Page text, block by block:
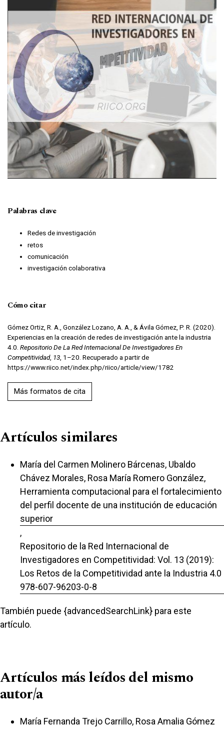
Palabras clave
Redes de investigación
retos
comunicación
investigación colaborativa
Cómo citar
Gómez Ortiz, R. A., González Lozano, A. A., & Ávila Gómez, P. R. (2020).
Experiencias en la creación de redes de investigación ante la industria
4.0. Repositorio De La Red Internacional De Investigadores En
Competitividad, 13, 1–20. Recuperado a partir de
https://www.riico.net/index.php/riico/article/view/1782
Más formatos de cita
Artículos similares
María del Carmen Molinero Bárcenas, Ubaldo
Chávez Morales, Rosa María Romero González,
Herramienta computacional para el fortalecimiento
del perfil docente de una institución de educación
superior
,
Repositorio de la Red Internacional de
Investigadores en Competitividad: Vol. 13 (2019):
Los Retos de la Competitividad ante la Industria 4.0
978-607-96203-0-8
También puede {advancedSearchLink} para este
artículo.
Artículos más leídos del mismo
autor/a
María Fernanda Trejo Carrillo, Rosa Amalia Gómez